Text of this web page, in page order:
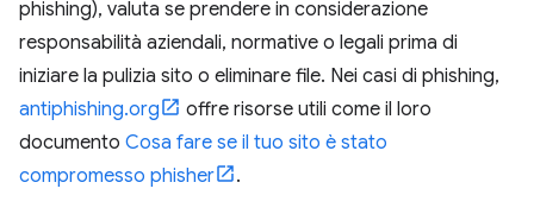
phishing), valuta se prendere in considerazione
responsabilità aziendali, normative o legali prima di
iniziare la pulizia sito o eliminare file. Nei casi di phishing,
antiphishing.org
offre risorse utili come il loro
documento Cosa fare se il tuo sito è stato
compromesso phisher
.